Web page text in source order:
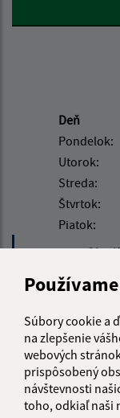
Súbory cookie a
na zlepšenie
webových
prispôsobený
návštevnosti
toho, odkiaľ naši
Google reCaptcha
Deň
Pondelok:
Utorok:
Streda:
Štvrtok:
Piatok: